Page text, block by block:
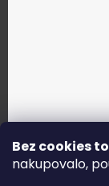
Bez cookies
nakupovalo,